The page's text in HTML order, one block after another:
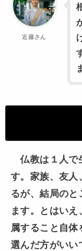
近藤さん
仏教は１人で
す。家族、友人
るが、結局の
ます。とはい
属すること自
選んだ方がいい